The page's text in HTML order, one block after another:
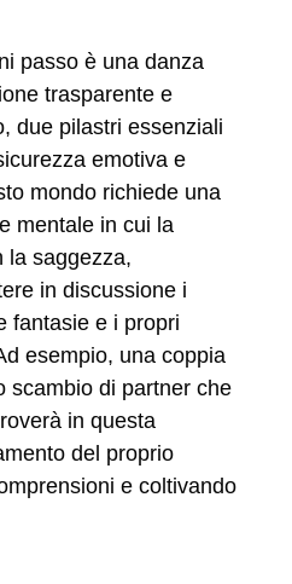
passo è una danza
trasparente e
due pilastri essenziali
emotiva e
mondo richiede una
mentale in cui la
la saggezza,
in discussione i
fantasie e i propri
esempio, una coppia
scambio di partner che
in questa
del proprio
e coltivando